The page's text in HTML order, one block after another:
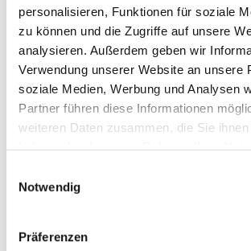
personalisieren, Funktionen für soziale
zu können und die Zugriffe auf unsere
analysieren. Außerdem geben wir
Verwendung unserer Website an unsere
soziale Medien, Werbung und Analysen
Partner führen diese Informationen
weiteren Daten zusammen, die Sie
Impressum
Notwendig
Präferenzen
Auszuführende Arbeiten
Angebotsberatung